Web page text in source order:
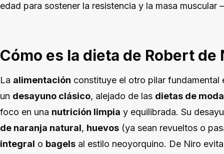
edad para sostener la resistencia y la masa muscular
Cómo es la dieta de Robert de
La alimentación constituye el otro pilar fundamental
un desayuno clásico, alejado de las dietas de moda
foco en una nutrición limpia y equilibrada. Su
de naranja natural, huevos (ya sean revueltos o
integral o bagels al estilo neoyorquino. De Niro